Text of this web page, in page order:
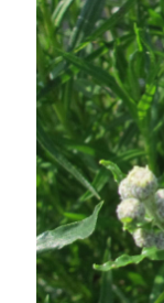
Dutch wave
Inheems of
Prairie borders
Siergrassen